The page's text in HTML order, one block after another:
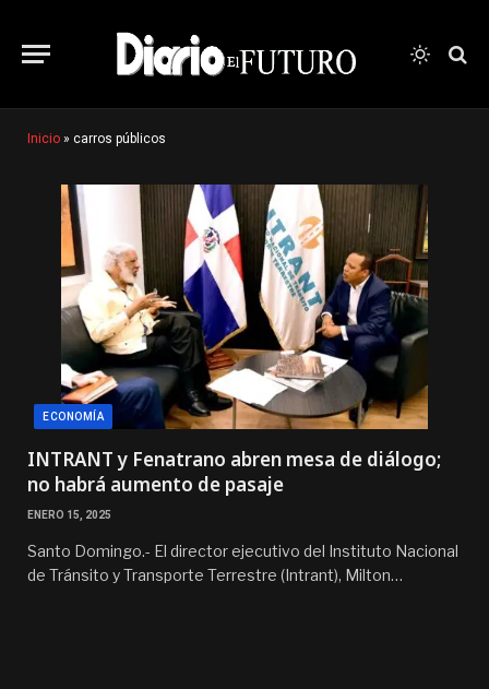
Inicio » carros públicos
ECONOMÍA
INTRANT y Fenatrano abren mesa de diálogo;
no habrá aumento de pasaje
ENERO 15, 2025
Santo Domingo.- El director ejecutivo del Instituto Nacional
de Tránsito y Transporte Terrestre (Intrant), Milton…